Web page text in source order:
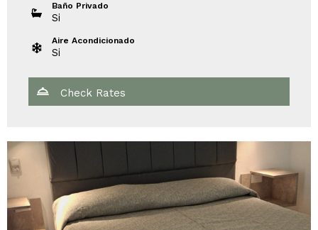
Baño Privado
Si
Aire Acondicionado
Si
Check Rates